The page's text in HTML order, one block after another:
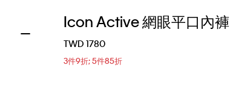
Icon Active 網眼平口內褲
TWD 1780
3件9折; 5件85折